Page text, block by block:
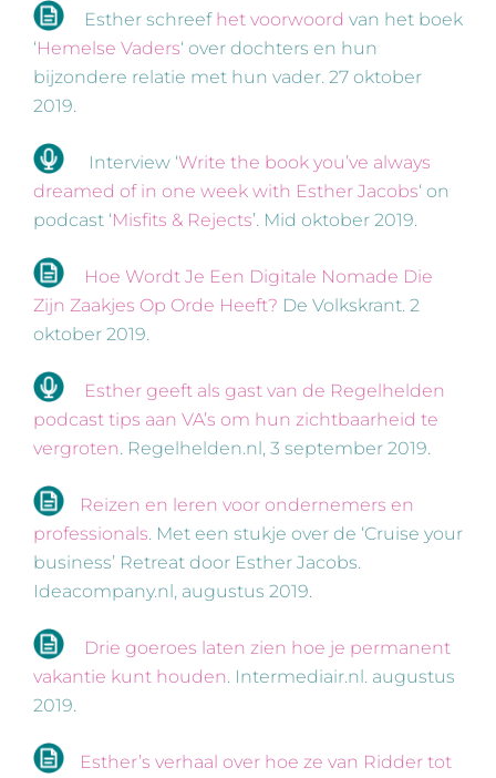
Esther schreef het voorwoord van het boek
‘Hemelse Vaders‘ over dochters en hun
bijzondere relatie met hun vader. 27 oktober
2019.
Interview ‘Write the book you’ve always
dreamed of in one week with Esther Jacobs‘ on
podcast ‘Misfits & Rejects’. Mid oktober 2019.
Hoe Wordt Je Een Digitale Nomade Die
Zijn Zaakjes Op Orde Heeft? De Volkskrant. 2
oktober 2019.
Esther geeft als gast van de Regelhelden
podcast tips aan VA’s om hun zichtbaarheid te
vergroten. Regelhelden.nl, 3 september 2019.
Reizen en leren voor ondernemers en
professionals. Met een stukje over de ‘Cruise your
business’ Retreat door Esther Jacobs.
Ideacompany.nl, augustus 2019.
Drie goeroes laten zien hoe je permanent
vakantie kunt houden. Intermediair.nl. augustus
2019.
Esther’s verhaal over hoe ze van Ridder tot